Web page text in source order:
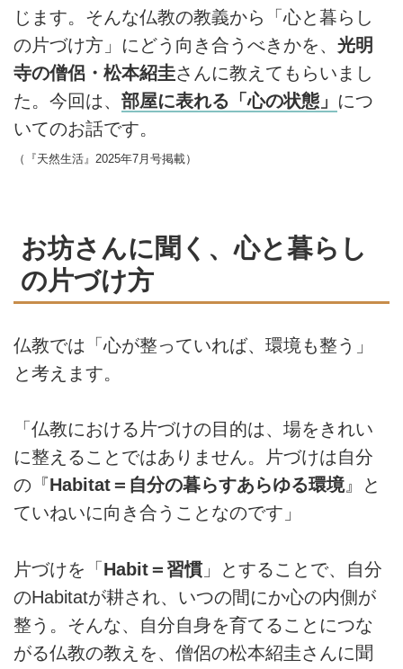
じます。そんな仏教の教義から「心と暮らし
の片づけ方」にどう向き合うべきかを、 光明
寺の僧侶・松本紹圭さんに教えてもらいまし
た。今回は、 部屋に表れる「心の状態」 につ
いてのお話です。
（『天然生活』2025年7月号掲載）
お坊さんに聞く、心と暮らし
の片づけ方
仏教では「心が整っていれば、環境も整う」
と考えます。
「仏教における片づけの目的は、場をきれい
に整えることではありません。片づけは自分
の『Habitat＝自分の暮らすあらゆる環境』と
ていねいに向き合うことなのです」
片づけを「 Habit＝習慣」とすることで、自分
のHabitatが耕され、いつの間にか心の内側が
整う。そんな、自分自身を育てることにつな
がる仏教の教えを、僧侶の松本紹圭さんに聞